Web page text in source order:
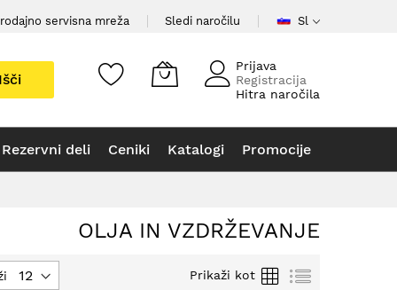
servisna mreža Sledi naročilu Sl
Prijava
Registracija
Hitra naročila
Rezervni deli Ceniki Katalogi Promocije
OLJA IN VZDRŽEVANJE
Prikaži kot MrežaSeznam